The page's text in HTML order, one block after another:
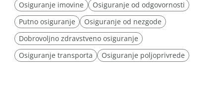
Osiguranje imovine
Osiguranje od odgovornosti
Putno osiguranje
Osiguranje od nezgode
Dobrovoljno zdravstveno osiguranje
Osiguranje transporta
Osiguranje poljoprivrede